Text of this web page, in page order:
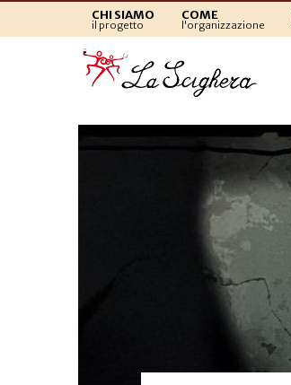
CHI SIAMO
il progetto
COME
l'organizzazione